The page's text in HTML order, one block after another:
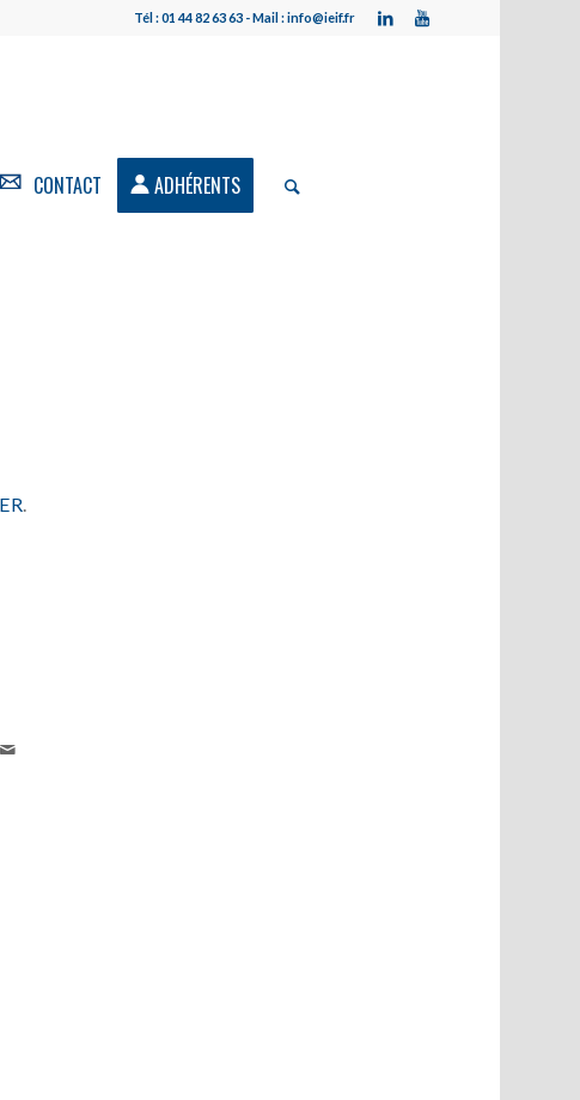
Tél : 01 44 82 63 63 - Mail : info@ieif.fr
CONTACT ADHÉRENTS